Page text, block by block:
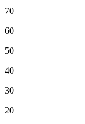
70
60
50
40
30
20